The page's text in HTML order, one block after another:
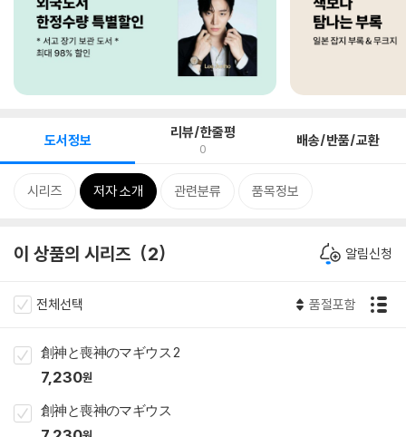
도서정보 리뷰/한줄평
0 배송/반품/교환
시리즈 저자 소개 관련분류 품목정보
이 상품의 시리즈 2 알림신청
전체선택 품절포함
創神と喪神のマギウス 2
7,230원
創神と喪神のマギウス